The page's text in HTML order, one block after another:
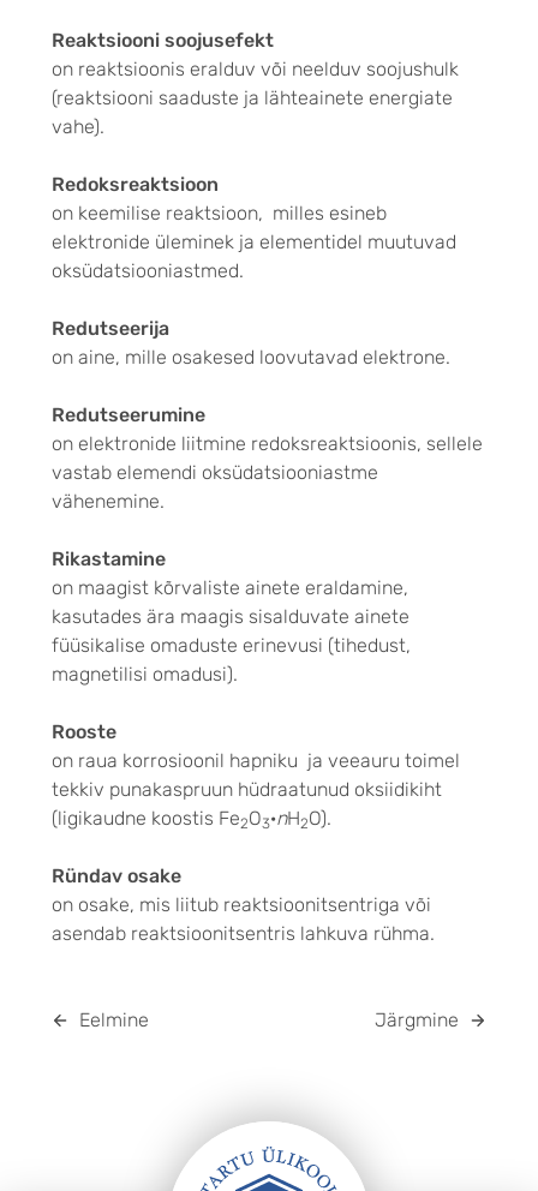
Reaktsiooni soojusefekt
on reaktsioonis eralduv või neelduv soojushulk
(reaktsiooni saaduste ja lähteainete energiate
vahe).
Redoksreaktsioon
on keemilise reaktsioon, milles esineb
elektronide üleminek ja elementidel muutuvad
oksüdatsiooniastmed.
Redutseerija
on aine, mille osakesed loovutavad elektrone.
Redutseerumine
on elektronide liitmine redoksreaktsioonis, sellele
vastab elemendi oksüdatsiooniastme
vähenemine.
Rikastamine
on maagist kõrvaliste ainete eraldamine,
kasutades ära maagis sisalduvate ainete
füüsikalise omaduste erinevusi (tihedust,
magnetilisi omadusi).
Rooste
on raua korrosioonil hapniku ja veeauru toimel
tekkiv punakaspruun hüdraatunud oksiidikiht
(ligikaudne koostis Fe2O3·nH2O).
Ründav osake
on osake, mis liitub reaktsioonitsentriga või
asendab reaktsioonitsentris lahkuva rühma.
Eelmine Järgmine